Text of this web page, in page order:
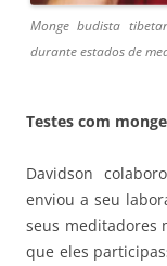
Monge budista
durante estados de
Testes com
Davidson
enviou a seu
seus meditadores
que eles